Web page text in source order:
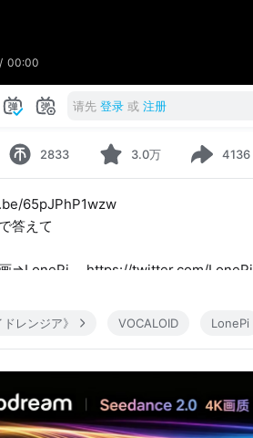
/ 00:00
请先 登录 或 注册
2833 3.0万 4136
65pJPhP1wzw
答えて
画⇒LonePi https://twitter.com/LonePi_
てね)
レンジア》 VOCALOID LonePi